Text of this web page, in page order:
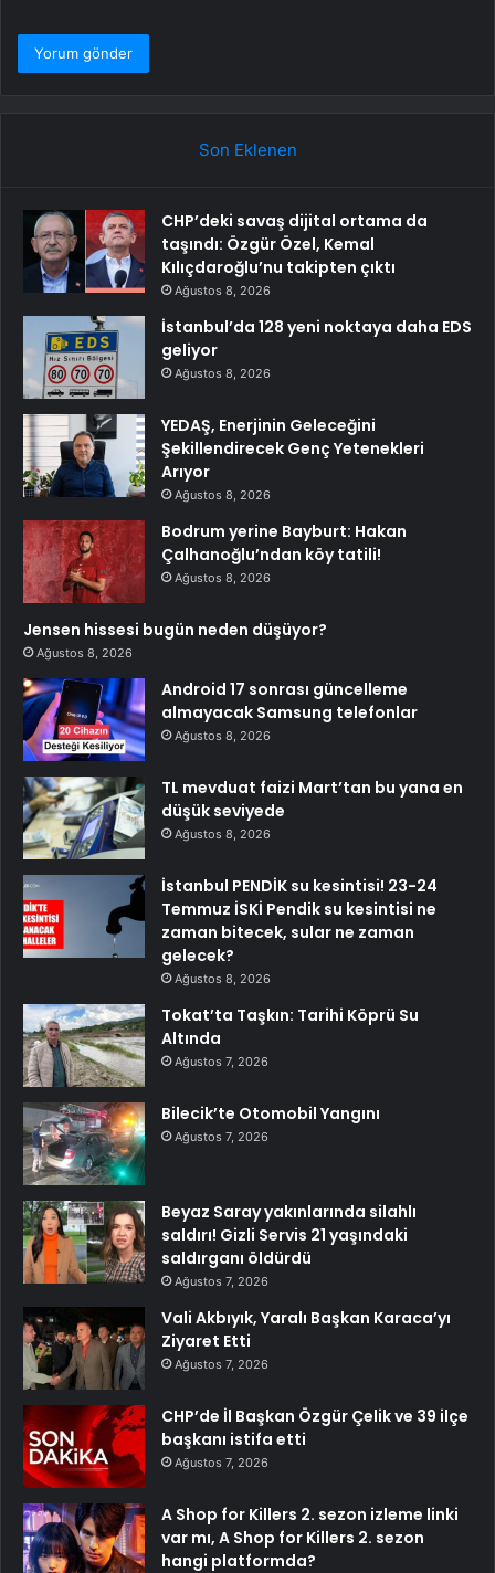
Son Eklenen
CHP’deki savaş dijital ortama da
taşındı: Özgür Özel, Kemal
Kılıçdaroğlu’nu takipten çıktı
Ağustos 8, 2026
İstanbul’da 128 yeni noktaya daha EDS
geliyor
Ağustos 8, 2026
YEDAŞ, Enerjinin Geleceğini
Şekillendirecek Genç Yetenekleri
Arıyor
Ağustos 8, 2026
Bodrum yerine Bayburt: Hakan
Çalhanoğlu’ndan köy tatili!
Ağustos 8, 2026
Jensen hissesi bugün neden düşüyor?
Ağustos 8, 2026
Android 17 sonrası güncelleme
almayacak Samsung telefonlar
Ağustos 8, 2026
TL mevduat faizi Mart’tan bu yana en
düşük seviyede
Ağustos 8, 2026
İstanbul PENDİK su kesintisi! 23-24
Temmuz İSKİ Pendik su kesintisi ne
zaman bitecek, sular ne zaman
gelecek?
Ağustos 8, 2026
Tokat’ta Taşkın: Tarihi Köprü Su
Altında
Ağustos 7, 2026
Bilecik’te Otomobil Yangını
Ağustos 7, 2026
Beyaz Saray yakınlarında silahlı
saldırı! Gizli Servis 21 yaşındaki
saldırganı öldürdü
Ağustos 7, 2026
Vali Akbıyık, Yaralı Başkan Karaca’yı
Ziyaret Etti
Ağustos 7, 2026
CHP’de İl Başkan Özgür Çelik ve 39 ilçe
başkanı istifa etti
Ağustos 7, 2026
A Shop for Killers 2. sezon izleme linki
var mı, A Shop for Killers 2. sezon
hangi platformda?